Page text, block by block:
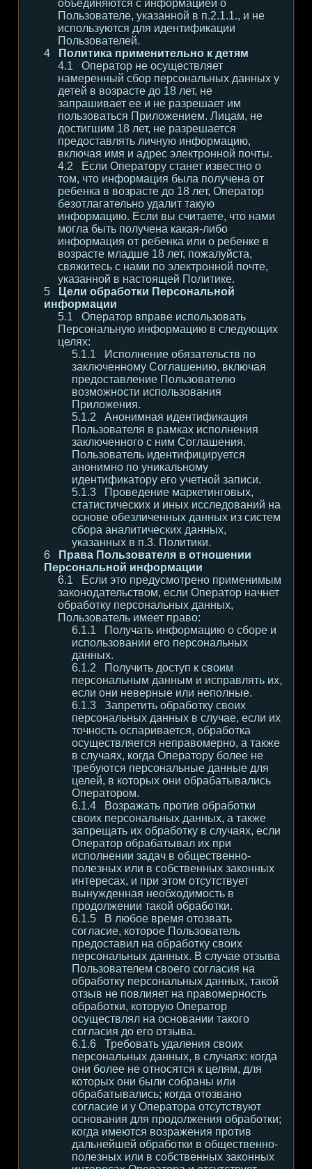
объединяются с информацией о
Пользователе, указанной в п.2.1.1., и не
используются для идентификации
Пользователей.
Политика применительно к детям
Оператор не осуществляет
намеренный сбор персональных данных у
детей в возрасте до 18 лет, не
запрашивает ее и не разрешает им
пользоваться Приложением. Лицам, не
достигшим 18 лет, не разрешается
предоставлять личную информацию,
включая имя и адрес электронной почты.
Если Оператору станет известно о
том, что информация была получена от
ребенка в возрасте до 18 лет, Оператор
безотлагательно удалит такую
информацию. Если вы считаете, что нами
могла быть получена какая-либо
информация от ребенка или о ребенке в
возрасте младше 18 лет, пожалуйста,
свяжитесь с нами по электронной почте,
указанной в настоящей Политике.
Цели обработки Персональной
информации
Оператор вправе использовать
Персональную информацию в следующих
целях:
Исполнение обязательств по
заключенному Соглашению, включая
предоставление Пользователю
возможности использования
Приложения.
Анонимная идентификация
Пользователя в рамках исполнения
заключенного с ним Соглашения.
Пользователь идентифицируется
анонимно по уникальному
идентификатору его учетной записи.
Проведение маркетинговых,
статистических и иных исследований на
основе обезличенных данных из систем
сбора аналитических данных,
указанных в п.3. Политики.
Права Пользователя в отношении
Персональной информации
Если это предусмотрено применимым
законодательством, если Оператор начнет
обработку персональных данных,
Пользователь имеет право:
Получать информацию о сборе и
использовании его персональных
данных.
Получить доступ к своим
персональным данным и исправлять их,
если они неверные или неполные.
Запретить обработку своих
персональных данных в случае, если их
точность оспаривается, обработка
осуществляется неправомерно, а также
в случаях, когда Оператору более не
требуются персональные данные для
целей, в которых они обрабатывались
Оператором.
Возражать против обработки
своих персональных данных, а также
запрещать их обработку в случаях, если
Оператор обрабатывал их при
исполнении задач в общественно-
полезных или в собственных законных
интересах, и при этом отсутствует
вынужденная необходимость в
продолжении такой обработки.
В любое время отозвать
согласие, которое Пользователь
предоставил на обработку своих
персональных данных. В случае отзыва
Пользователем своего согласия на
обработку персональных данных, такой
отзыв не повлияет на правомерность
обработки, которую Оператор
осуществлял на основании такого
согласия до его отзыва.
Требовать удаления своих
персональных данных, в случаях: когда
они более не относятся к целям, для
которых они были собраны или
обрабатывались; когда отозвано
согласие и у Оператора отсутствуют
основания для продолжения обработки;
когда имеются возражения против
дальнейшей обработки в общественно-
полезных или в собственных законных